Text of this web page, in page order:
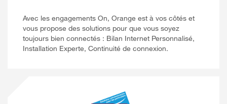
Avec les engagements On, Orange est à vos côtés et
vous propose des solutions pour que vous soyez
toujours bien connectés : Bilan Internet Personnalisé,
Installation Experte, Continuité de connexion.